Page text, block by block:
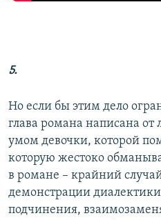
5.
Но если бы этим дело
глава романа написана от
умом девочки, которой
которую жестоко
в романе – крайний
демонстрации диалектики
подчинения,